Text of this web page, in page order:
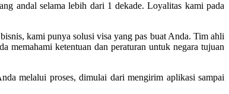
andal selama lebih dari 1 dekade. Loyalitas kami pada
kami punya solusi visa yang pas buat Anda. Tim ahli
memahami ketentuan dan peraturan untuk negara tujuan
melalui proses, dimulai dari mengirim aplikasi sampai